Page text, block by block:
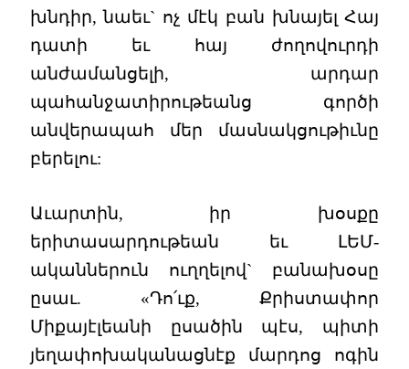
խնդիր, նաեւ` ոչ մէկ բան խնայել Հայ
դատի եւ հայ ժողովուրդի
անժամանցելի, արդար
պահանջատիրութեանց գործի
անվերապահ մեր մասնակցութիւնը
բերելու:
Աւարտին, իր խօսքը
երիտասարդութեան եւ ԼԵՄ-
ականներուն ուղղելով` բանախօսը
ըսաւ. «Դո՛ւք, Քրիստափոր
Միքայէլեանի ըսածին պէս, պիտի
յեղափոխականացնէք մարդոց ոգին